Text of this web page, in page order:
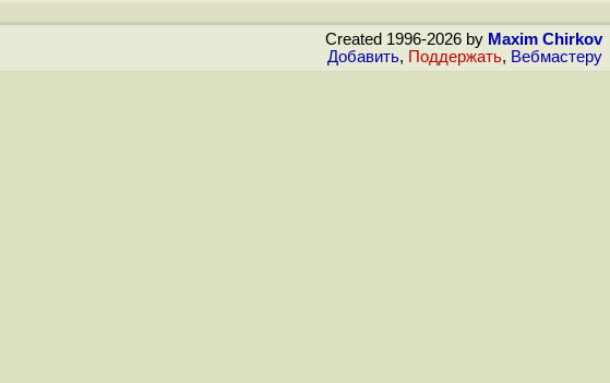
Created 1996-2026 by Maxim Chirkov
Добавить, Поддержать, Вебмастеру